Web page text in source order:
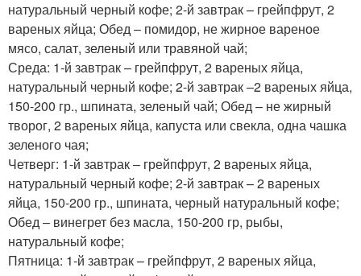
натуральный черный кофе; 2-й завтрак – грейпфрут, 2
вареных яйца; Обед – помидор, не жирное вареное
мясо, салат, зеленый или травяной чай;
Среда: 1-й завтрак – грейпфрут, 2 вареных яйца,
натуральный черный кофе; 2-й завтрак –2 вареных яйца,
150-200 гр., шпината, зеленый чай; Обед – не жирный
творог, 2 вареных яйца, капуста или свекла, одна чашка
зеленого чая;
Четверг: 1-й завтрак – грейпфрут, 2 вареных яйца,
натуральный черный кофе; 2-й завтрак – 2 вареных
яйца, 150-200 гр., шпината, черный натуральный кофе;
Обед – винегрет без масла, 150-200 гр, рыбы,
натуральный кофе;
Пятница: 1-й завтрак – грейпфрут, 2 вареных яйца,